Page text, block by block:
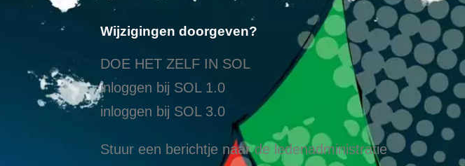
Wijzigingen doorgeven?
DOE HET ZELF IN SOL
inloggen bij SOL 1.0
inloggen bij SOL 3.0
Stuur een berichtje naar de ledenadministratie